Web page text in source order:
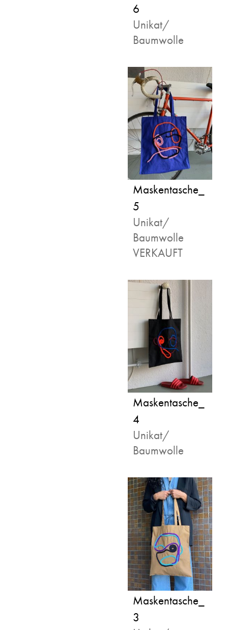
6
Unikat/
Baumwolle
Maskentasche_
5
Unikat/
Baumwolle
VERKAUFT
Maskentasche_
4
Unikat/
Baumwolle
Maskentasche_
3